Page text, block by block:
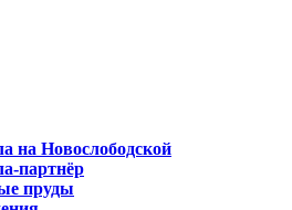
на Новослободской
партнёр
пруды